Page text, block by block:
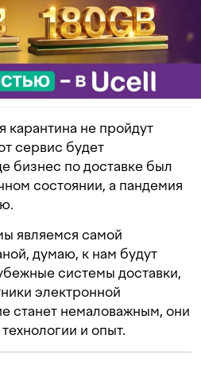
карантина не пройдут
сервис будет
бизнес по доставке был
состоянии, а пандемия
являемся самой
думаю, к нам будут
системы доставки,
электронной
станет немаловажным, они
и опыт.